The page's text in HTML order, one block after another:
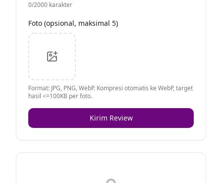
0/2000 karakter
Foto (opsional, maksimal 5)
Format: JPG, PNG, WebP. Kompresi otomatis ke WebP, target
hasil <=100KB per foto.
Kirim Review